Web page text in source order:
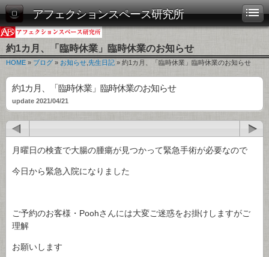
アフェクションスペース研究所
約1カ月、「臨時休業」臨時休業のお知らせ
HOME » ブログ » お知らせ 先生日記 » 約1カ月、「臨時休業」臨時休業のお知らせ
約1カ月、「臨時休業」臨時休業のお知らせ
update 2021/04/21
月曜日の検査で大腸の腫瘍が見つかって緊急手術が必要なので
今日から緊急入院になりました
ご予約のお客様・Poohさんには大変ご迷惑をお掛けしますがご
理解
お願いします